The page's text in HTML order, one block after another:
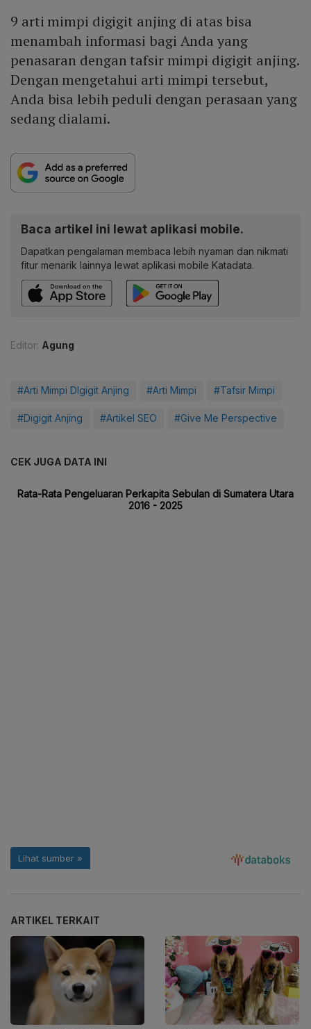
9 arti mimpi digigit anjing di atas bisa
menambah informasi bagi Anda yang
penasaran dengan tafsir mimpi digigit anjing.
Dengan mengetahui arti mimpi tersebut,
Anda bisa lebih peduli dengan perasaan yang
sedang dialami.
Baca artikel ini lewat aplikasi mobile.
Dapatkan pengalaman membaca lebih nyaman dan nikmati
fitur menarik lainnya lewat aplikasi mobile Katadata.
Editor: Agung
#Arti Mimpi DIgigit Anjing #Arti Mimpi #Tafsir Mimpi
#Digigit Anjing #Artikel SEO #Give Me Perspective
CEK JUGA DATA INI
ARTIKEL TERKAIT